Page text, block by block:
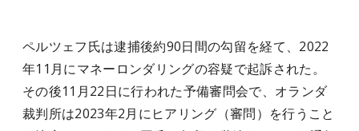
ペルツェフ氏は逮捕後約90日間の勾留を経て、2022
年11月にマネーロンダリングの容疑で起訴された。
その後11月22日に行われた予備審問会で、オランダ
裁判所は2023年2月にヒアリング（審問）を行うこと